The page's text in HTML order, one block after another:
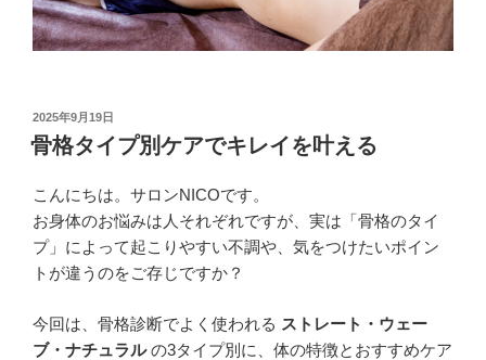
投
稿
日:
2025年9月19日
骨格タイプ別ケアでキレイを叶える
こんにちは。サロンNICOです。
お身体のお悩みは人それぞれですが、実は「骨格のタイ
プ」によって起こりやすい不調や、気をつけたいポイン
トが違うのをご存じですか？
今回は、骨格診断でよく使われる ストレート・ウェー
ブ・ナチュラルの3タイプ別に、体の特徴とおすすめケア